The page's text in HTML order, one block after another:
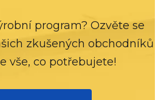
program? Ozvěte se
zkušených obchodníků
vše, co potřebujete!